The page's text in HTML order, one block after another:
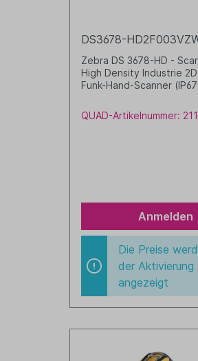
DS3678-
Zebra DS 3678-HD -
High Density Industrie
Funk-Hand-Scanner
DC-Kabel) und ggfs.
grün/schwarz
QUAD-Artikelnummer:
Anmelden
Die Preise
der Aktivierung
angezeigt